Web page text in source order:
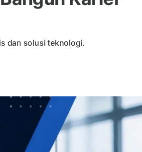
dan solusi teknologi.